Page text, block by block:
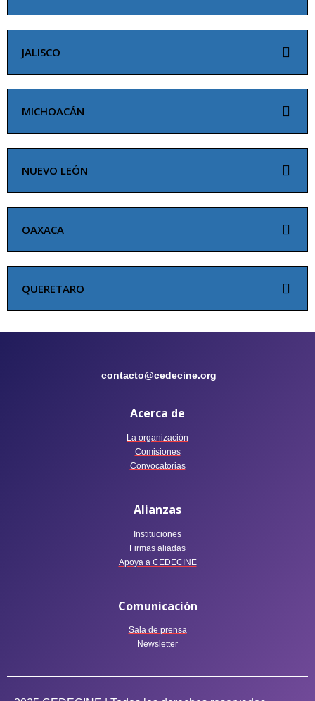
JALISCO
MICHOACÁN
NUEVO LEÓN
OAXACA
QUERETARO
contacto@cedecine.org
Acerca de
La organización
Comisiones
Convocatorias
Alianzas
Instituciones
Firmas aliadas
Apoya a CEDECINE
Comunicación
Sala de prensa
Newsletter